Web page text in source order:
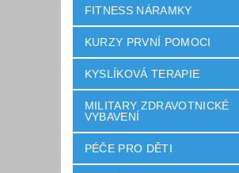
FITNESS NÁRAMKY
KURZY PRVNÍ POMOCI
KYSLÍKOVÁ TERAPIE
MILITARY ZDRAVOTNICKÉ
VYBAVENÍ
PÉČE PRO DĚTI